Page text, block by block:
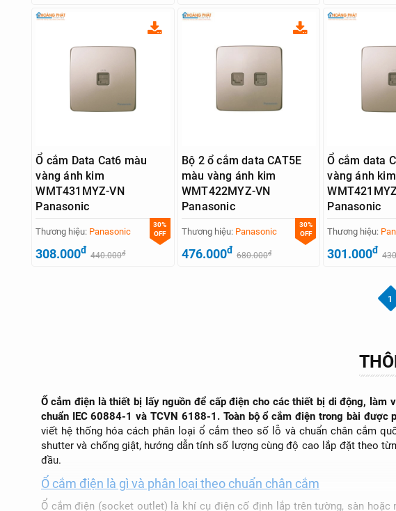
Ổ cắm Data Cat6 màu
vàng ánh kim
WMT431MYZ-VN
Panasonic
30%
OFF
Thương hiệu: Panasonic
308.000đ 440.000đ
Bộ 2 ổ cắm data CAT5E
màu vàng ánh kim
WMT422MYZ-VN
Panasonic
30%
OFF
Thương hiệu: Panasonic
476.000đ 680.000đ
Ổ cắm data
vàng ánh kim
Panasonic
Thương hiệu:
301.000đ
1
Ổ cắm điện là thiết bị lấy nguồn để cấp điện cho các thiết bị di động,
chuẩn IEC 60884-1 và TCVN 6188-1. Toàn bộ ổ cắm điện trong bài
viết hệ thống hóa cách phân loại ổ cắm theo số lỗ và chuẩn chân cắm
shutter và chống giật, hướng dẫn tính số lượng cùng độ cao lắp đặt theo
đầu.
Ổ cắm điện là gì và phân loại theo chuẩn chân cắm
Ổ cắm điện (socket outlet) là khí cụ điện cố định lắp trên tường, sàn